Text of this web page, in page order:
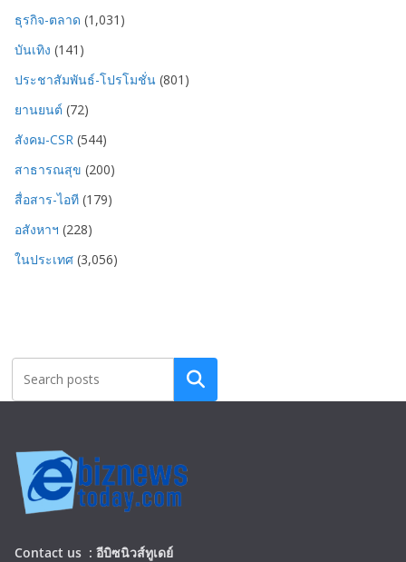
ธุรกิจ-ตลาด (1,031)
บันเทิง (141)
ประชาสัมพันธ์-โปรโมชั่น (801)
ยานยนต์ (72)
สังคม-CSR (544)
สาธารณสุข (200)
สื่อสาร-ไอที (179)
อสังหาฯ (228)
ในประเทศ (3,056)
Search
Contact us : อีบิซนิวส์ทูเดย์